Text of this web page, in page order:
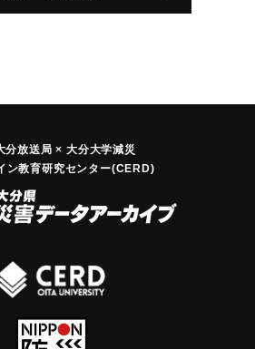
分放送局 × 大分大学減災
ン教育研究センター(CERD)